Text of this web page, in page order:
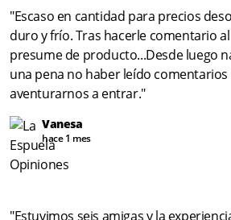
"Escaso en cantidad para precios
duro y frío. Tras hacerle comentario
presume de producto...Desde luego
una pena no haber leído comentarios
aventurarnos a entrar."
Vanesa
hace 1 mes
"Estuvimos seis amigas y la